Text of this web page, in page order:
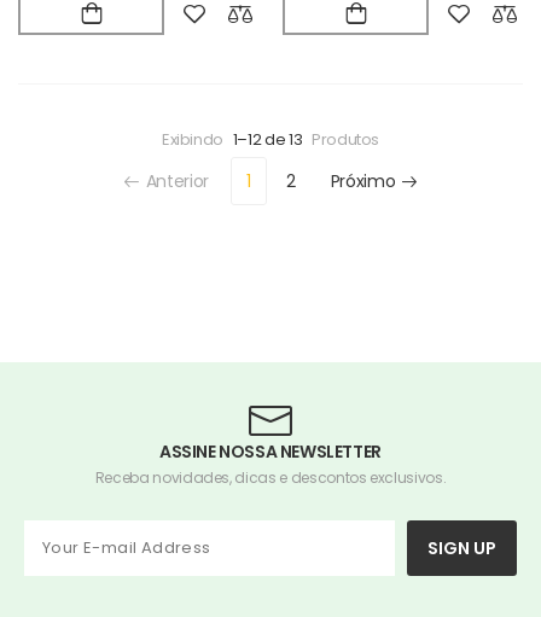
Exibindo 1–12 de 13 Produtos
Anterior 1 2 Próximo
ASSINE NOSSA NEWSLETTER
Receba novidades, dicas e descontos exclusivos.
SIGN UP